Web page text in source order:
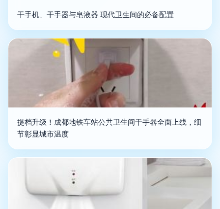
干手机、干手器与皂液器 现代卫生间的必备配置
提档升级！成都地铁车站公共卫生间干手器全面上线，细
节彰显城市温度